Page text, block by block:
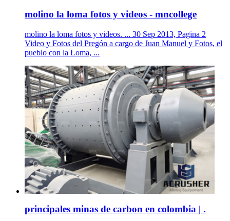
molino la loma fotos y videos - mncollege
molino la loma fotos y videos. ... 30 Sep 2013, Pagina 2
Video y Fotos del Pregón a cargo de Juan Manuel y Fotos, el
pueblo con la Loma, ...
principales minas de carbon en colombia | .